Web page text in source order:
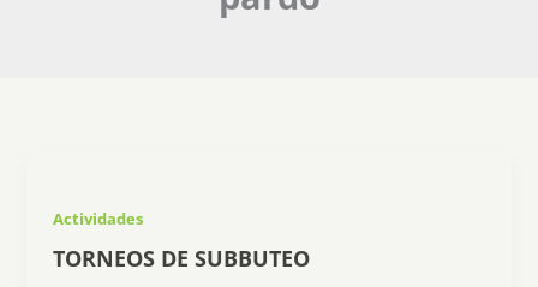
Actividades
TORNEOS DE SUBBUTEO